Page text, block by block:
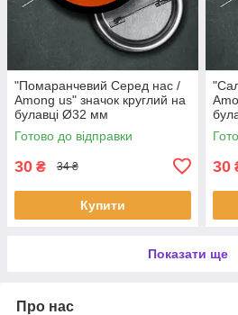
"Помаранчевий Серед нас /
Among us" значок круглий на
булавці Ø32 мм
Готово до відправки
30 ₴ 34 ₴
Купити
30
Показати ще
Про нас